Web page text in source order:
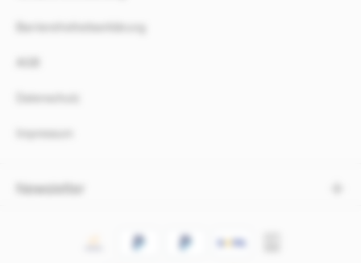
Barrierefreiheitserklärung
Datenschutz
Impressum
Newsletter